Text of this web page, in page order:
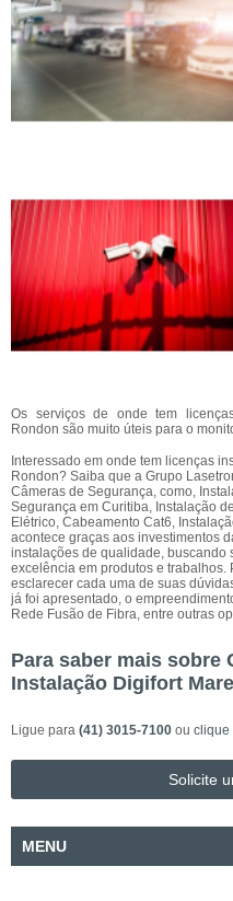
Os serviços de onde tem
Rondon são muito úteis para o
Interessado em onde tem licenças
Rondon? Saiba que a Grupo
Câmeras de Segurança, como,
Segurança em Curitiba, Instalação
Elétrico, Cabeamento Cat6,
acontece graças aos investimentos
instalações de qualidade, buscando
excelência em produtos e
esclarecer cada uma de suas
já foi apresentado, o
Rede Fusão de Fibra, entre outras
Para saber mais sobre
Instalação Digifort
Ligue para (41) 3015-7100 ou clique
Solicite
MENU